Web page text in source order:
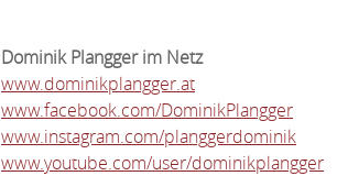
Dominik Plangger im Netz
www.dominikplangger.at
www.facebook.com/DominikPlangger
www.instagram.com/planggerdominik
www.youtube.com/user/dominikplangger